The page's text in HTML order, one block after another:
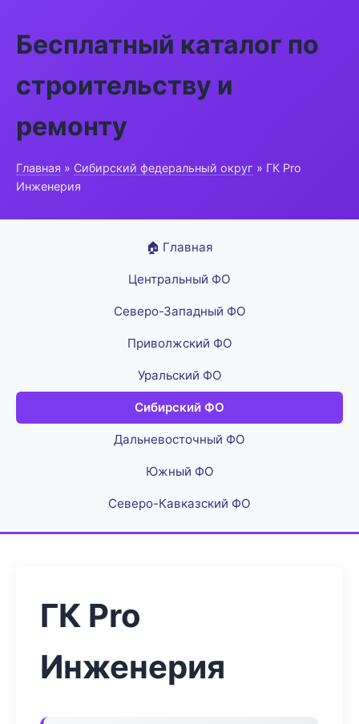
Бесплатный каталог по
строительству и
ремонту
Главная » Сибирский федеральный округ » ГК Pro
Инженерия
🏠 Главная
Центральный ФО
Северо-Западный ФО
Приволжский ФО
Уральский ФО
Сибирский ФО
Дальневосточный ФО
Южный ФО
Северо-Кавказский ФО
ГК Pro
Инженерия